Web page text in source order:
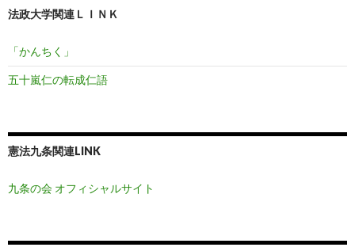
法政大学関連ＬＩＮＫ
「かんちく」
五十嵐仁の転成仁語
憲法九条関連LINK
九条の会 オフィシャルサイト